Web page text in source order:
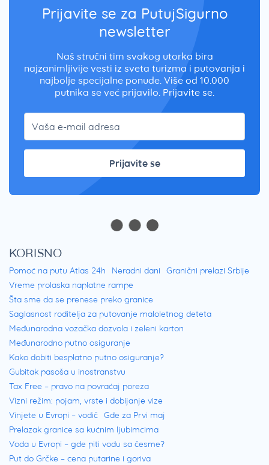
Prijavite se za PutujSigurno
newsletter
Naš stručni tim svakog utorka bira
najzanimljivije vesti iz sveta turizma i putovanja i
najbolje specijalne ponude. Više od 10.000
putnika se već prijavilo. Prijavite se.
Prijavite se
KORISNO
Pomoć na putu Atlas 24h Neradni dani
Granični prelazi Srbije
Vreme prolaska naplatne rampe
Šta sme da se prenese preko granice
Saglasnost roditelja za putovanje maloletnog deteta
Međunarodna vozačka dozvola i zeleni karton
Međunarodno putno osiguranje
Kako dobiti besplatno putno osiguranje?
Gubitak pasoša u inostranstvu
Tax Free – pravo na povraćaj poreza
Vizni režim: pojam, vrste i dobijanje vize
Vinjete u Evropi – vodič Gde za Prvi maj
Prelazak granice sa kućnim ljubimcima
Voda u Evropi – gde piti vodu sa česme?
Put do Grčke – cena putarine i goriva